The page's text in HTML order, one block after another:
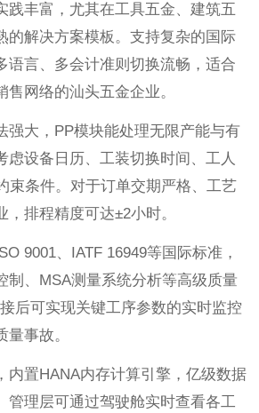
践丰富，尤其在工具五金、建筑五
的解决方案模板。支持复杂的国际
语言、多会计准则切换流畅，适合
网络的汕头五金企业。
强大，PP模块能处理无限产能与有
虑设备日历、工装切换时间、工人
束条件。对于订单交期严格、工艺
排程精度可达±2小时。
9001、IATF 16949等国际标准，
制、MSA测量系统分析等高级质量
后可实现关键工序参数的实时监控
事故。
内置HANA内存计算引擎，亿级数据
管理层可通过驾驶舱实时查看各工